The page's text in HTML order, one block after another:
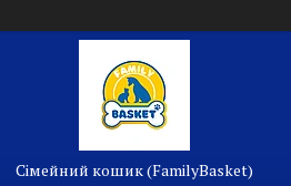
Сімейний кошик (FamilyBasket)